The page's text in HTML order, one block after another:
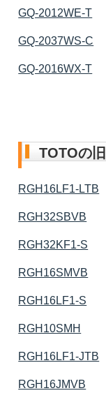
GQ-2012WE-T
GQ-2037WS-C
GQ-2016WX-T
TOTOの
RGH16LF1-LTB
RGH32SBVB
RGH32KF1-S
RGH16SMVB
RGH16LF1-S
RGH10SMH
RGH16LF1-JTB
RGH16JMVB